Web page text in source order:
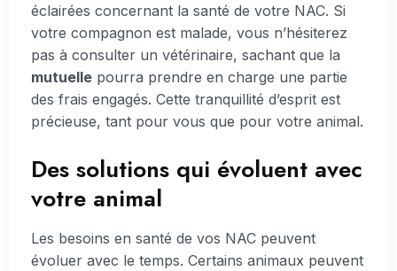
éclairées concernant la santé de votre NAC. Si
votre compagnon est malade, vous n’hésiterez
pas à consulter un vétérinaire, sachant que la
mutuelle pourra prendre en charge une partie
des frais engagés. Cette tranquillité d’esprit est
précieuse, tant pour vous que pour votre animal.
Des solutions qui évoluent avec
votre animal
Les besoins en santé de vos NAC peuvent
évoluer avec le temps. Certains animaux peuvent